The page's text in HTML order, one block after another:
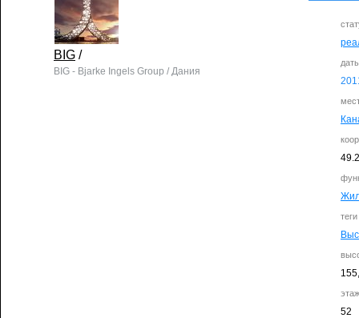
теги
52
BIG /
BIG - Bjarke Ingels Group / Дания